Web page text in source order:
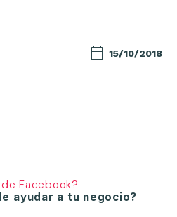
15/10/2018
Facebook?
ayudar a tu negocio?